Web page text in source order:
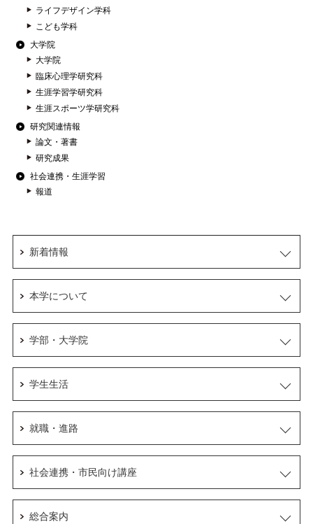
ライフデザイン学科
こども学科
大学院
大学院
臨床心理学研究科
生涯学習学研究科
生涯スポーツ学研究科
研究関連情報
論文・著書
研究成果
社会連携・生涯学習
報道
新着情報
本学について
学部・大学院
学生生活
就職・進路
社会連携・市民向け講座
総合案内